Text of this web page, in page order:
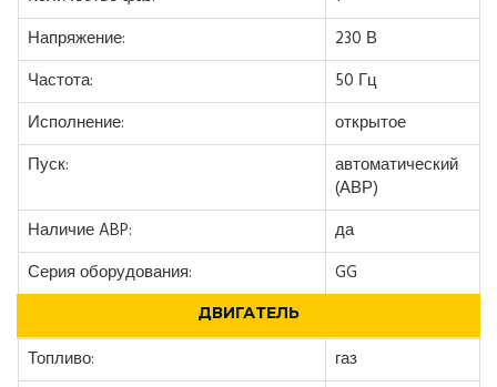
Напряжение:
230 В
Частота:
50 Гц
Исполнение:
открытое
Пуск:
автоматический
(АВР)
Наличие ABP:
да
Серия оборудования:
GG
ДВИГАТЕЛЬ
Топливо:
газ